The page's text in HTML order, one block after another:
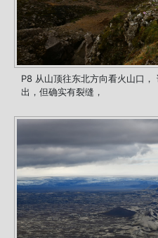
P8 从山顶往东北方向看火山口
出，但确实有裂缝，